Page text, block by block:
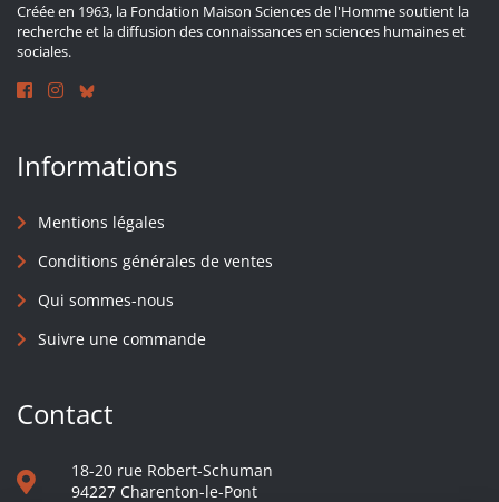
Créée en 1963, la Fondation Maison Sciences de l'Homme soutient la
recherche et la diffusion des connaissances en sciences humaines et
sociales.
Informations
Mentions légales
Conditions générales de ventes
Qui sommes-nous
Suivre une commande
Contact
18-20 rue Robert-Schuman
94227 Charenton-le-Pont